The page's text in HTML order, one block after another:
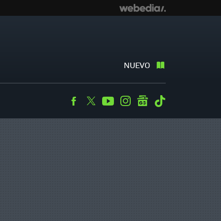
NUEVO
Facebook
TwitterYoutubeInstagramgooglenews